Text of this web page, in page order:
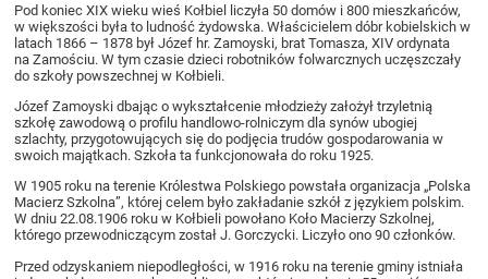
Pod koniec XIX wieku wieś Kołbiel liczyła 50 domów i 800 mieszkańców,
w większości była to ludność żydowska. Właścicielem dóbr kobielskich w
latach 1866 – 1878 był Józef hr. Zamoyski, brat Tomasza, XIV ordynata
na Zamościu. W tym czasie dzieci robotników folwarcznych uczęszczały
do szkoły powszechnej w Kołbieli.
Józef Zamoyski dbając o wykształcenie młodzieży założył trzyletnią
szkołę zawodową o profilu handlowo-rolniczym dla synów ubogiej
szlachty, przygotowujących się do podjęcia trudów gospodarowania w
swoich majątkach. Szkoła ta funkcjonowała do roku 1925.
W 1905 roku na terenie Królestwa Polskiego powstała organizacja „Polska
Macierz Szkolna”, której celem było zakładanie szkół z językiem polskim.
W dniu 22.08.1906 roku w Kołbieli powołano Koło Macierzy Szkolnej,
którego przewodniczącym został J. Gorczycki. Liczyło ono 90 członków.
Przed odzyskaniem niepodległości, w 1916 roku na terenie gminy istniała